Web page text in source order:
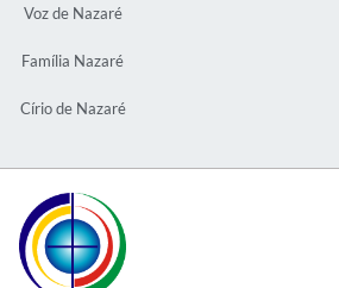
Voz de Nazaré
Família Nazaré
Círio de Nazaré